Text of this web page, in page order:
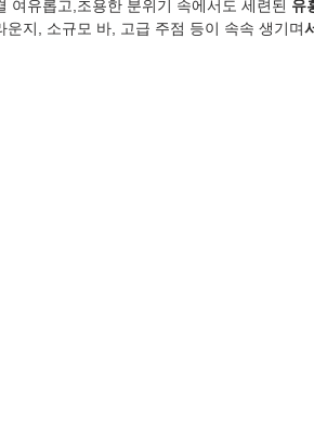
여유롭고,조용한 분위기 속에서도 세련된 유
지, 소규모 바, 고급 주점 등이 속속 생기며